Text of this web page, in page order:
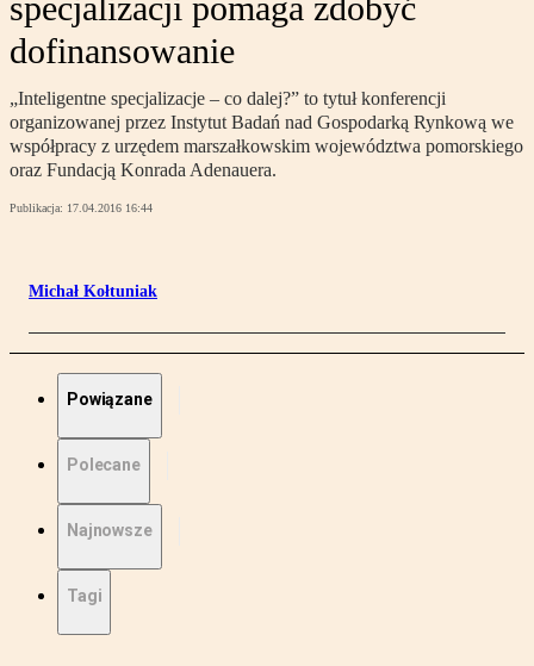
dofinansowanie
„Inteligentne specjalizacje – co dalej?” to tytuł konferencji
organizowanej przez Instytut Badań nad Gospodarką Rynkową we
współpracy z urzędem marszałkowskim województwa pomorskiego
oraz Fundacją Konrada Adenauera.
Publikacja: 17.04.2016 16:44
Michał Kołtuniak
Powiązane
Polecane
Najnowsze
Tagi